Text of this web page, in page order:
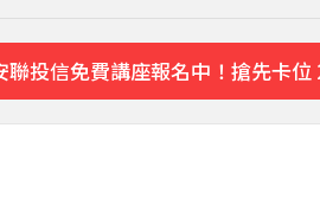
掌握天下大小事！
雨達停班課標準「1縣市宣布了」